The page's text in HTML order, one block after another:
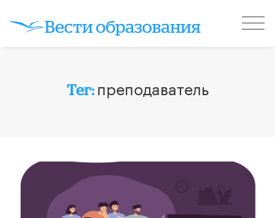
Тег: преподаватель